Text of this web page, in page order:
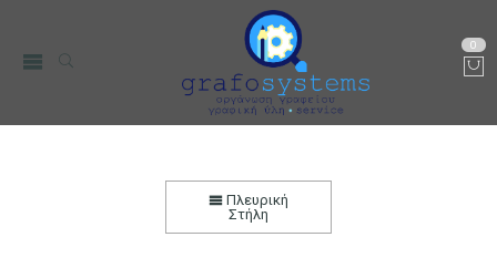
0
Χαρτικά-Είδη Γραφείου
Ζωγραφική & DIY
Πλευρική
Στήλη